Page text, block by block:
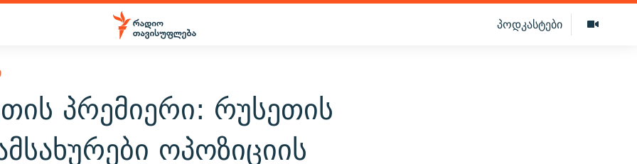
პოდკასტები
პრემიერი: რუსეთის
ოპოზიციის